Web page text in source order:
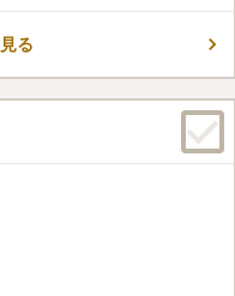
あります。「阿字のふる里」
めです。
。
る